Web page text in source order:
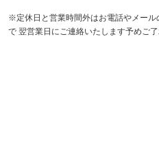
※定休日と営業時間外はお電話やメール
で 翌営業日にご連絡いたします予めご了